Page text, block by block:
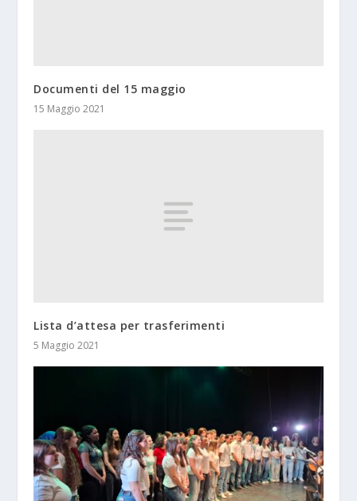
Documenti del 15 maggio
15 Maggio 2021
Lista d’attesa per trasferimenti
5 Maggio 2021